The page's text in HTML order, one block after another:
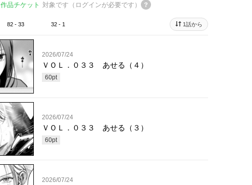
作品チケット 対象です（ログインが必要です）
82 - 33 32 - 1 1話から
2026/07/24
ＶＯＬ．０３３ あせる（４）
60pt
2026/07/24
ＶＯＬ．０３３ あせる（３）
60pt
2026/07/24